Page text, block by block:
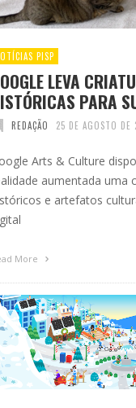
PISP
LEVA
PARA
REDAÇÃO 25 DE AGOSTO DE
Arts & Culture
aumentada uma
e artefatos
More